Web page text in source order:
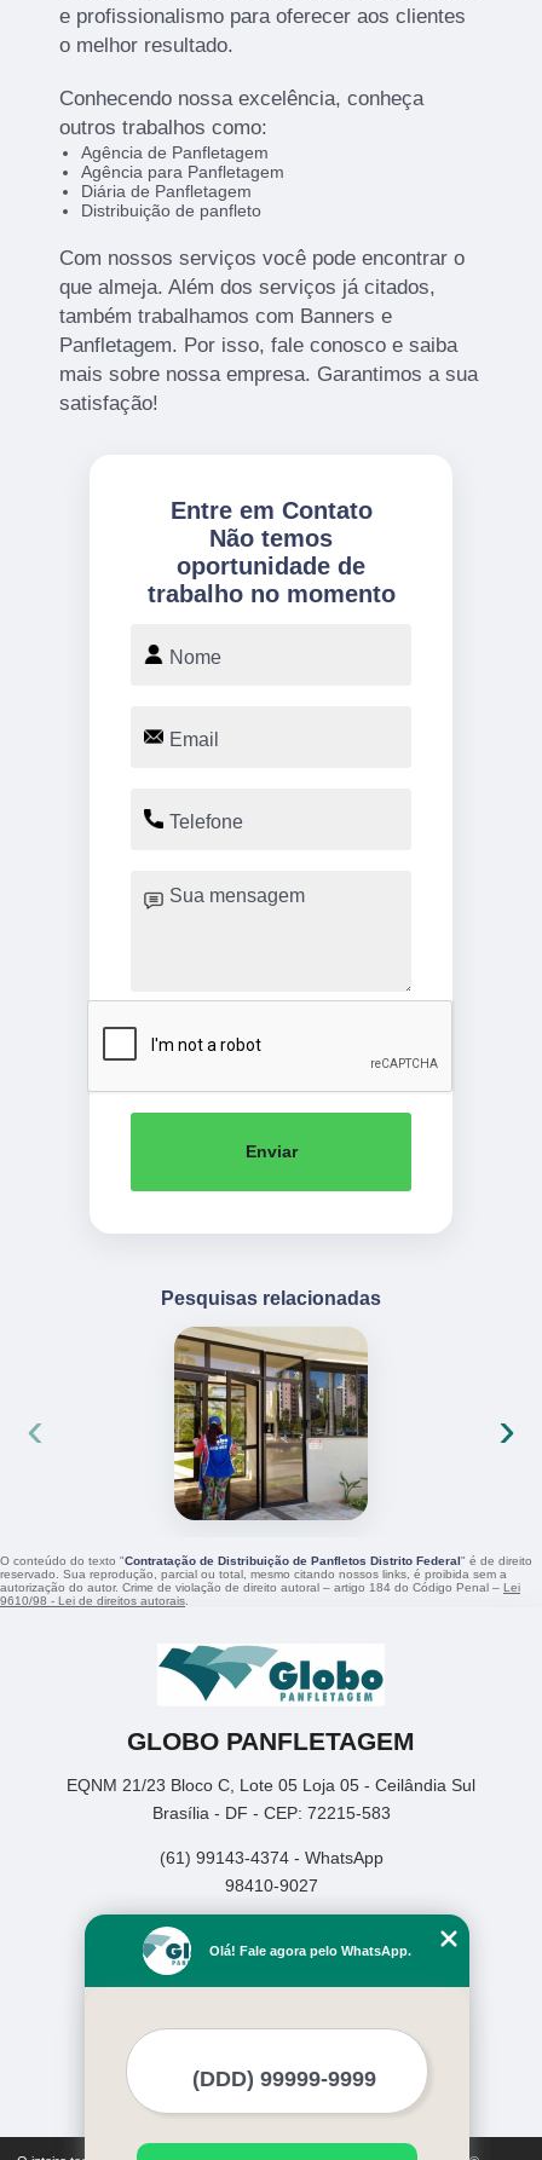
e profissionalismo para oferecer aos clientes
o melhor resultado.
Conhecendo nossa excelência, conheça
outros trabalhos como:
Agência de Panfletagem
Agência para Panfletagem
Diária de Panfletagem
Distribuição de panfleto
Com nossos serviços você pode encontrar o
que almeja. Além dos serviços já citados,
também trabalhamos com Banners e
Panfletagem. Por isso, fale conosco e saiba
mais sobre nossa empresa. Garantimos a sua
satisfação!
Entre em Contato
Não temos
oportunidade de
trabalho no momento
Enviar
Pesquisas relacionadas
‹ ›
O conteúdo do texto "Contratação de Distribuição de Panfletos Distrito Federal" é de direito
reservado. Sua reprodução, parcial ou total, mesmo citando nossos links, é proibida sem a
autorização do autor. Crime de violação de direito autoral – artigo 184 do Código Penal – Lei
9610/98 - Lei de direitos autorais.
GLOBO PANFLETAGEM
EQNM 21/23 Bloco C, Lote 05 Loja 05 - Ceilândia Sul
Brasília - DF - CEP: 72215-583
(61) 99143-4374 - WhatsApp
98410-9027
Empresa
Missão
Mapa do site
Olá! Fale agora pelo WhatsApp.